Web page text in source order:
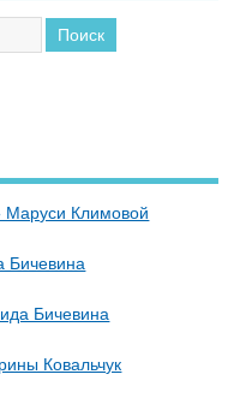
Климовой
Бичевина
Бичевина
Ковальчук